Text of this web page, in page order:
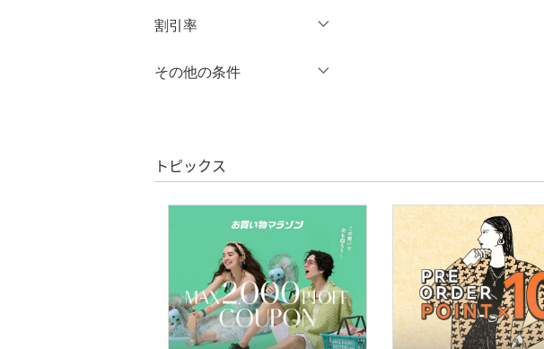
ワンピース・ドレス
スカート
シューズ・靴
靴下・レッグウェア
ファッション雑貨
アクセサリー・腕時計
絞り込み
割引率
％OFF～ ％OFF
その他の条件
クリア 絞り込み
トピックス